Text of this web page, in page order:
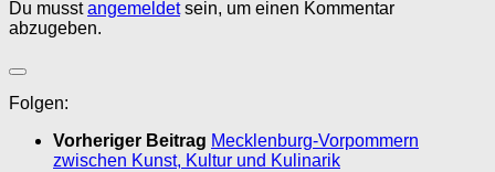
Du musstangemeldetsein, um einen Kommentar
abzugeben.
Folgen:
Vorheriger Beitrag Mecklenburg-Vorpommern
zwischen Kunst, Kultur und Kulinarik